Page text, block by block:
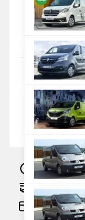
2. Tapijt
Kies de kleur
3. Lengte
Meters (vaste
Betaling in